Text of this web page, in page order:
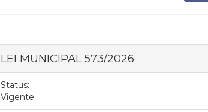
LEI MUNICIPAL 573/2026
Status:
Vigente